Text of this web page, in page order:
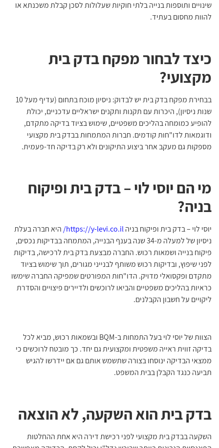
שינויים ותוספות בנייה בלתי חוקיות שעלולות לסכן קבלת משכנתא או
להוות מחסום בעתיד.
כיצד לבחור מפקח בדק בית
מקצועי?
בבחירת מפקח בדק בית יש לבדוק: ניסיון מוכח בתחום (עדיף מעל 10
שנות ניסיון), היכרות עם תקנות ותקנים ישראליים עדכניים, יכולת
להופיע כמומחה בהליכים משפטיים, שימוש בציוד בדיקה מתקדם,
ודוגמאות לדו"חות קודמים. חברות המתמחות בבדק בית מקצועי
מספקות גם מעקב אחר ביצוע התיקונים ולא רק בדיקה חד-פעמית.
מי הם יוסי לוי – בדק בית ופיקוח
בניה?
יוסי לוי – בדק בית ופיקוח בניהhttps://y-levi.co.il/ היא חברה בעלת
ניסיון של למעלה מ-34 שנה בענף הבנייה, המתמחה בבדיקות נכסים,
פיקוח בנייה ושמאות רכוש. החברה מבצעת בדק בית לרכישה, בדיקות
לפני שיפוץ, ובדיקות רכוש משותף לבנייני מגורים, תוך שימוש בציוד
מתקדם ופקסואלי מדויק. הדו"חות המפורטים שמפיקה החברה שימשו
כראיות בהליכים משפטיים והביאו לרוכשים ולדיירים פיצויים והסדרת
ליקויים על חשבון הקבלנים.
הצוות של יוסי לוי בעל התמחות ב-BQM ובשמאות רכוש, מביא לכל
בדיקה זווית ראייה משפטית ומקצועית גם יחד. כך מובטח לרוכשים כי
ממצאי הבדיקה ינוסחו בצורה שתשמש אותם גם אם יידרשו להגיש
תביעה כנגד הקבלן בבית המשפט.
בדק בית הוא השקעה, לא הוצאה
השקעה בבדק בית מקצועי לפני רכישת דירה היא אחת ההחלטות